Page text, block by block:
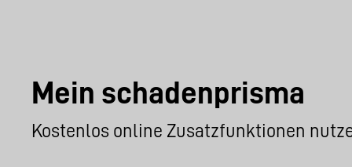
Mein schadenprisma
Kostenlos online Zusatzfunktionen